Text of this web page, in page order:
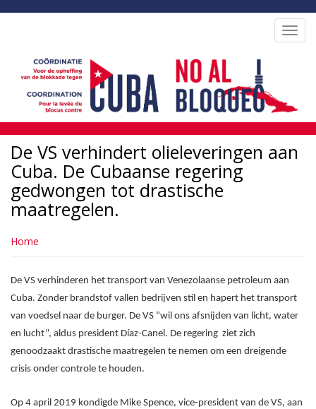
inhoud
De VS verhindert olieleveringen aan
Cuba. De Cubaanse regering
gedwongen tot drastische
maatregelen.
Home
De VS verhinderen het transport van Venezolaanse petroleum aan
Cuba. Zonder brandstof vallen bedrijven stil en hapert het transport
van voedsel naar de burger. De VS “wil ons afsnijden van licht, water
en lucht”, aldus president Díaz-Canel. De regering ziet zich
genoodzaakt drastische maatregelen te nemen om een dreigende
crisis onder controle te houden.
Op 4 april 2019 kondigde Mike Spence, vice-president van de VS, aan